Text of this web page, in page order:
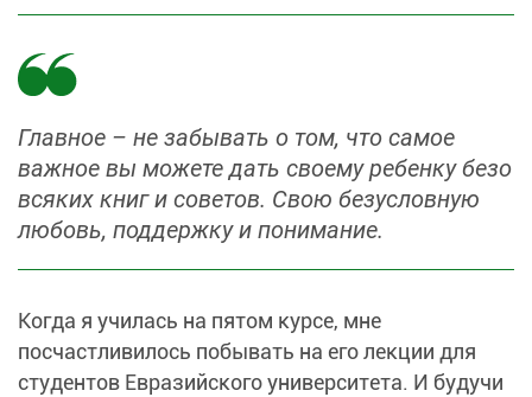
Главное – не забывать о том, что самое
важное вы можете дать своему ребенку безо
всяких книг и советов. Свою безусловную
любовь, поддержку и понимание.
Когда я училась на пятом курсе, мне
посчастливилось побывать на его лекции для
студентов Евразийского университета. И будучи